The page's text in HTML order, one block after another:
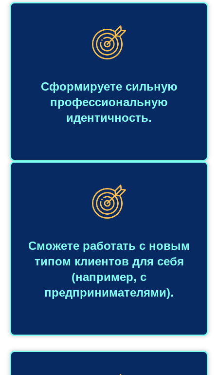
Сформируете сильную
профессиональную
идентичность.
Сможете работать с новым
типом клиентов для себя
(например, с
предпринимателями).